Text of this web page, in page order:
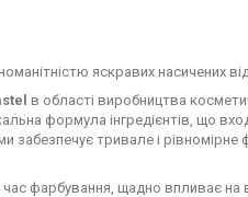
яскравих насичених
в області виробництва
формула інгредієнтів, що
забезпечує тривале і рівномірне
фарбування, щадно впливає на